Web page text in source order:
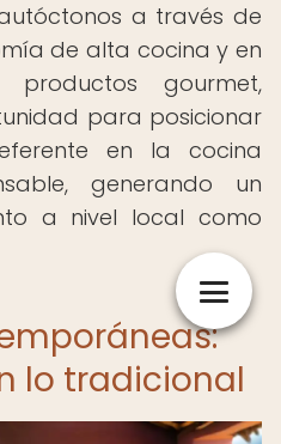
a través de
de alta cocina y en
gourmet,
para posicionar
en la cocina
generando un
a nivel local como
lo tradicional